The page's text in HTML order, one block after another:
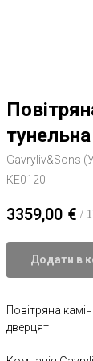
Gavryliv&Sons
КЕ0120
3359,00 € /
Додати в
Повітряна
дверцят